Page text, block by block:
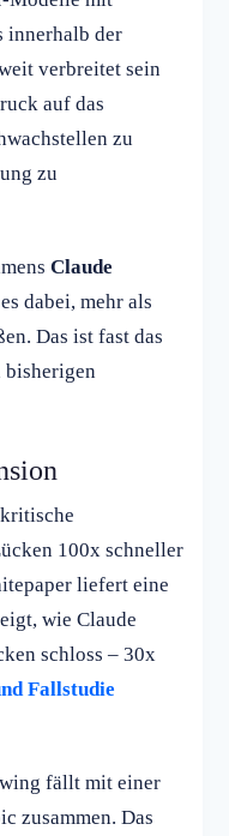
innerhalb der
verbreitet sein
auf das
zu
zu
Claude
dabei, mehr als
Das ist fast das
bisherigen
100x schneller
liefert eine
wie Claude
schloss – 30x
Fallstudie
fällt mit einer
zusammen. Das